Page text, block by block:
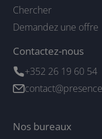
Chercher
Demandez une offre
Contactez-nous
+352 26 19 60 54
Nos bureaux